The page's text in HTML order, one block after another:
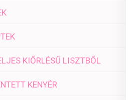
KIŐRLÉSŰ LISZTBŐL
KENYÉR